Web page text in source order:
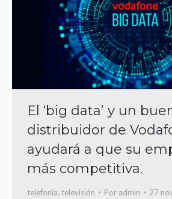
El ‘big data’ y un
distribuidor de
ayudará a que su
más competitiva.
telefonía, televisión Por admin 27